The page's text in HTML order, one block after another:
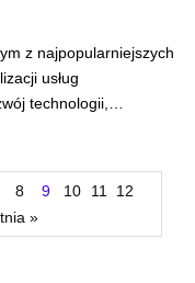
z najpopularniejszych
usług
technologii,…
8 9 10 11
12
»